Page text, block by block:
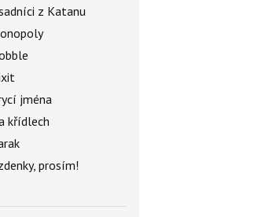
z Katanu
jména
křídlech
prosím!